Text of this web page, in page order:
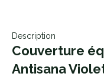
Description
Couverture
Antisana